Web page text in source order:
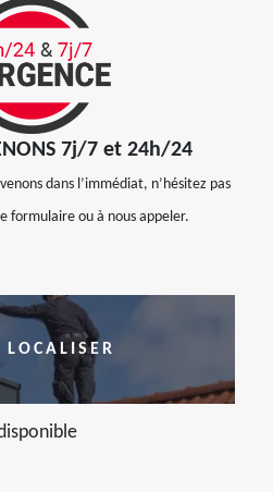
7j/7 et 24h/24
dans l’immédiat, n’hésitez pas
formulaire ou à nous appeler.
LOCALISER